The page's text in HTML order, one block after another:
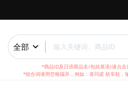
全部 输入关键词、商品ID
*商品ID及日语商品名(包括英语)请点击
*组合词请用空格隔开，例如：喜玛诺 纺车轮，